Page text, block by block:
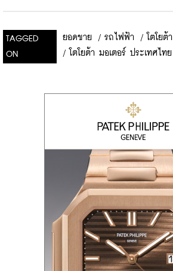
TAGGED
ON
ยอดขาย / รถไฟฟ้า / โตโยต้า
/ โตโยต้า มอเตอร์ ประเทศไทย